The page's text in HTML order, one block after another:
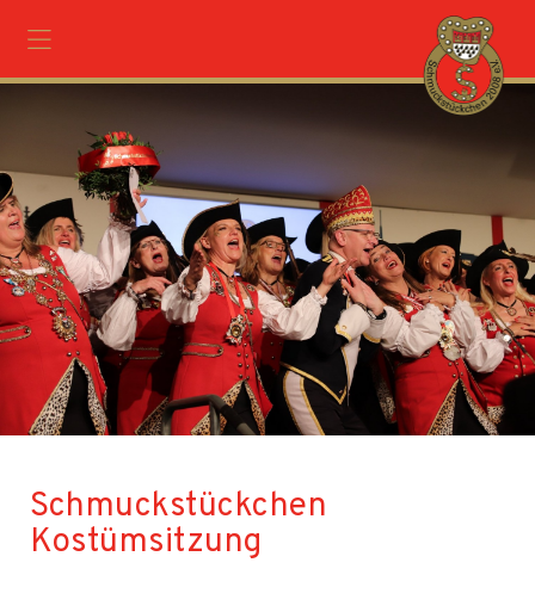
Schmuckstückchen
Kostümsitzung